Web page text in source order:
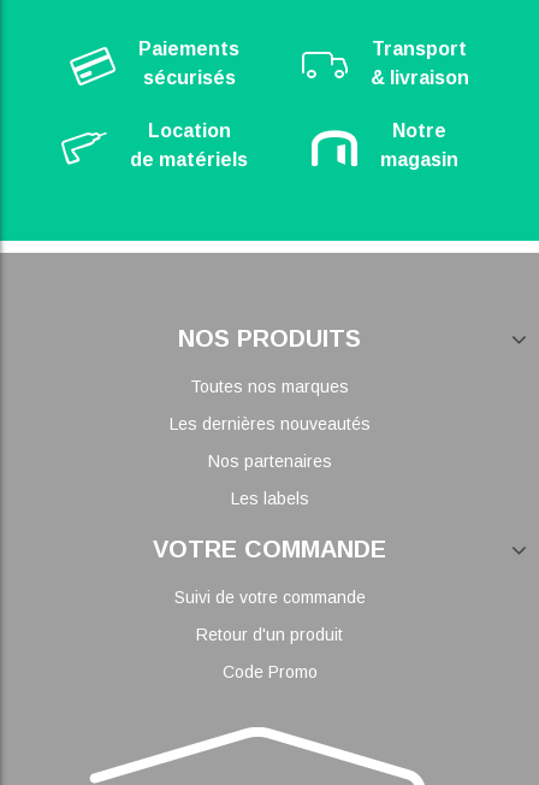
Paiements
sécurisés
Transport
& livraison
Location
de matériels
Notre
magasin
NOS PRODUITS
Toutes nos marques
Les dernières nouveautés
Nos partenaires
Les labels
VOTRE COMMANDE
Suivi de votre commande
Retour d'un produit
Code Promo